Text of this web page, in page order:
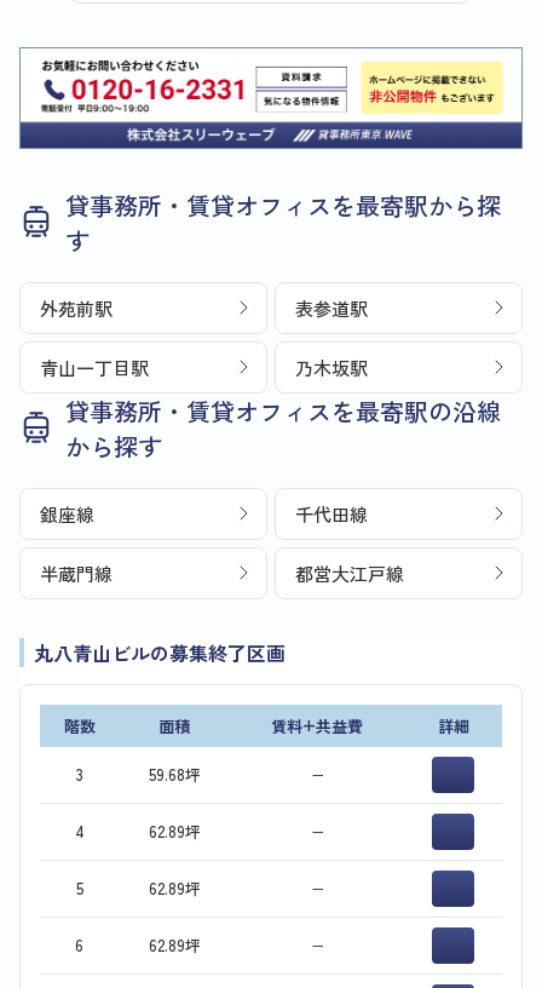
貸事務所・賃貸オフィスを最寄駅から探
す
外苑前駅 表参道駅
青山一丁目駅 乃木坂駅
貸事務所・賃貸オフィスを最寄駅の沿線
から探す
銀座線 千代田線
半蔵門線 都営大江戸線
丸八青山ビルの募集終了区画
階数 面積 賃料+共益費 詳細
3 59.68坪 −
4 62.89坪 −
5 62.89坪 −
6 62.89坪 −